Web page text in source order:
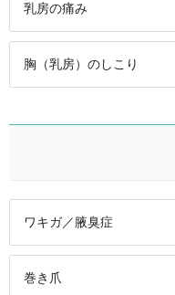
乳房の痛み
胸（乳房）のしこり
ワキガ／腋臭症
巻き爪